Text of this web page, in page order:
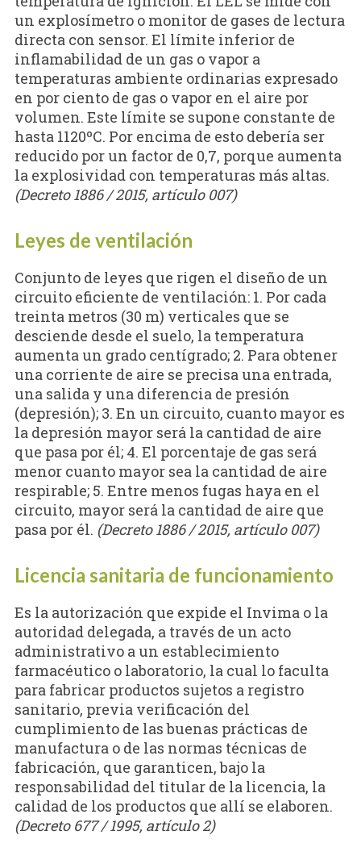
un explosímetro o monitor de gases de lectura
directa con sensor. El límite inferior de
inflamabilidad de un gas o vapor a
temperaturas ambiente ordinarias expresado
en por ciento de gas o vapor en el aire por
volumen. Este límite se supone constante de
hasta 1120ºC. Por encima de esto debería ser
reducido por un factor de 0,7, porque aumenta
la explosividad con temperaturas más altas.
(Decreto 1886 / 2015, artículo 007)
Leyes de ventilación
Conjunto de leyes que rigen el diseño de un
circuito eficiente de ventilación: 1. Por cada
treinta metros (30 m) verticales que se
desciende desde el suelo, la temperatura
aumenta un grado centígrado; 2. Para obtener
una corriente de aire se precisa una entrada,
una salida y una diferencia de presión
(depresión); 3. En un circuito, cuanto mayor es
la depresión mayor será la cantidad de aire
que pasa por él; 4. El porcentaje de gas será
menor cuanto mayor sea la cantidad de aire
respirable; 5. Entre menos fugas haya en el
circuito, mayor será la cantidad de aire que
pasa por él. (Decreto 1886 / 2015, artículo 007)
Licencia sanitaria de funcionamiento
Es la autorización que expide el Invima o la
autoridad delegada, a través de un acto
administrativo a un establecimiento
farmacéutico o laboratorio, la cual lo faculta
para fabricar productos sujetos a registro
sanitario, previa verificación del
cumplimiento de las buenas prácticas de
manufactura o de las normas técnicas de
fabricación, que garanticen, bajo la
responsabilidad del titular de la licencia, la
calidad de los productos que allí se elaboren.
(Decreto 677 / 1995, artículo 2)